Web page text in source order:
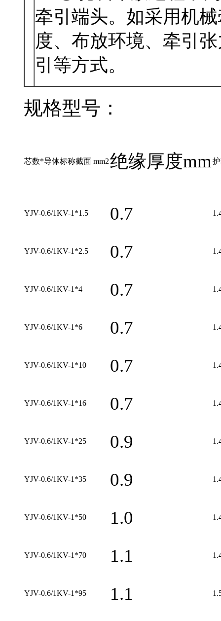
牵引端头。如采用机
度、布放环境、
引等方式。
规格型号：
芯数*导体标称截面 mm2绝缘厚度mm
YJV-0.6/1KV-1*1.5 0.7
YJV-0.6/1KV-1*2.5 0.7
YJV-0.6/1KV-1*4 0.7
YJV-0.6/1KV-1*6 0.7
YJV-0.6/1KV-1*10 0.7
YJV-0.6/1KV-1*16 0.7
YJV-0.6/1KV-1*25 0.9
YJV-0.6/1KV-1*35 0.9
YJV-0.6/1KV-1*50 1.0
YJV-0.6/1KV-1*70 1.1
YJV-0.6/1KV-1*95 1.1